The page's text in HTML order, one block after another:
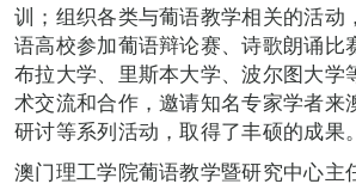
训；组织各类与葡语教学相关的活动
语高校参加葡语辩论赛、诗歌朗诵比
布拉大学、里斯本大学、波尔图大学
术交流和合作，邀请知名专家学者来
研讨等系列活动，取得了丰硕的成果。
澳门理工学院葡语教学暨研究中心主